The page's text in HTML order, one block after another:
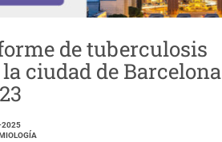
de tuberculosis
la ciudad de Barcelona